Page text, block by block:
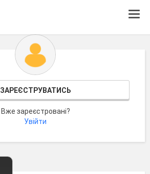
ЗАРЕЄСТРУВАТИСЬ
Вже зареєстровані?
Увійти